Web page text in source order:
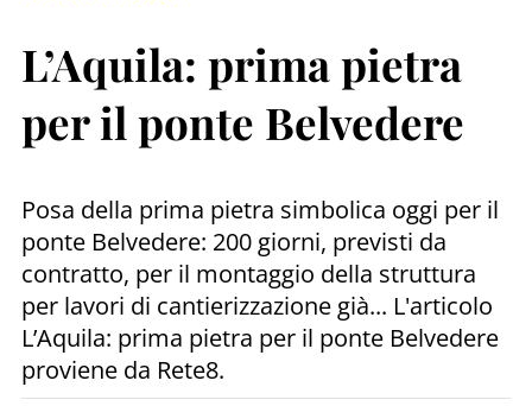
L’Aquila: prima pietra
per il ponte Belvedere
Posa della prima pietra simbolica oggi per il
ponte Belvedere: 200 giorni, previsti da
contratto, per il montaggio della struttura
per lavori di cantierizzazione già... L'articolo
L’Aquila: prima pietra per il ponte Belvedere
proviene da Rete8.